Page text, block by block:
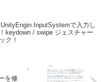
で入力し
keydown / swipe ジェスチャー
ク！
を修